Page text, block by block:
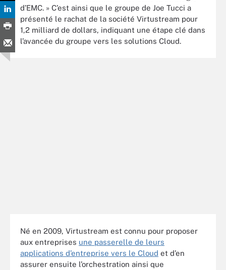
d’EMC. » C’est ainsi que le groupe de Joe Tucci a
présenté le rachat de la société Virtustream pour
1,2 milliard de dollars, indiquant une étape clé dans
l’avancée du groupe vers les solutions Cloud.
Né en 2009, Virtustream est connu pour proposer
aux entreprises une passerelle de leurs
applications d’entreprise vers le Cloud et d’en
assurer ensuite l’orchestration ainsi que